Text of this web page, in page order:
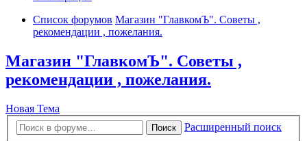
Список форумов Магазин "ГлавкомЪ". Советы ,
рекомендации , пожелания.
Магазин "ГлавкомЪ". Советы ,
рекомендации , пожелания.
Новая Тема
Поиск
Расширенный поиск